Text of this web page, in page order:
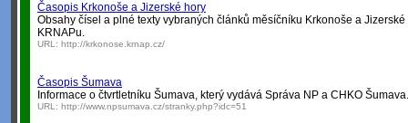
Časopis Krkonoše a Jizerské hory
Obsahy čísel a plné texty vybraných článků měsíčníku Krkonoše a
KRNAPu.
URL: http://krkonose.krnap.cz/
Časopis Šumava
Informace o čtvrtletníku Šumava, který vydává Správa NP a CHKO Šumava.
URL: http://www.npsumava.cz/stranky.php?idc=51